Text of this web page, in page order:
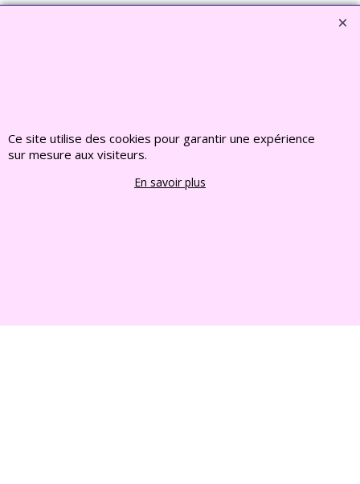
Visiter notre site interent : Déco Jardin, Bouddha,
Statue, Fontaine, Bassin -
CLIQUEZ ICI
Ce site utilise des cookies pour garantir une expérience
sur mesure aux visiteurs.
En savoir plus